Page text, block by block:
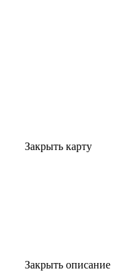
Закрыть карту
Закрыть описание